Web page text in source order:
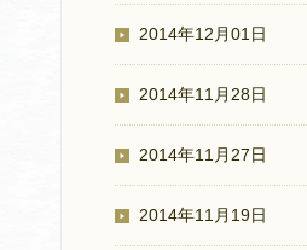
2014年12月01日
2014年11月28日
2014年11月27日
2014年11月19日